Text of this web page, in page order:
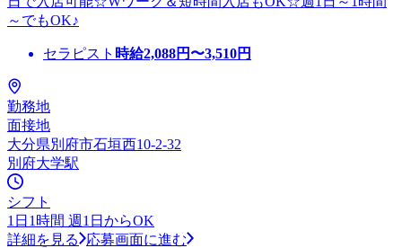
～でもOK♪
セラピスト 時給2,088円〜3,510円
勤務地
面接地
大分県別府市石垣西10-2-32
別府大学駅
シフト
1日1時間 週1日からOK
詳細を見る
応募画面に進む